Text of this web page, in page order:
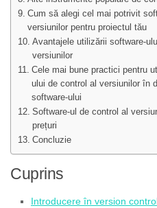
Cum să alegi cel mai potrivit
versiunilor pentru proiectul tău
Avantajele utilizării software-
versiunilor
Cele mai bune practici pentru
ului de control al versiunilor în
software-ului
Software-ul de control al
prețuri
Concluzie
Cuprins
Introducere în version